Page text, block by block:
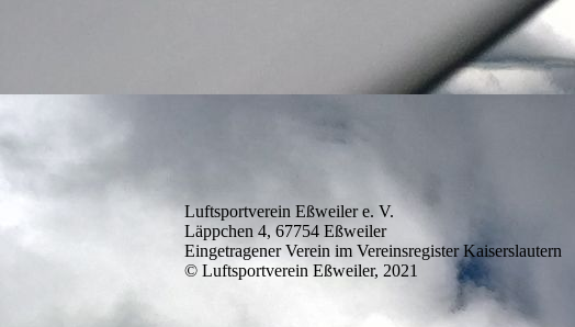
Luftsportverein Eßweiler e. V.
Läppchen 4, 67754 Eßweiler
Eingetragener Verein im Vereinsregister Kaiserslautern
© Luftsportverein Eßweiler, 2021